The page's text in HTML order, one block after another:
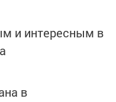
и интересным в
в